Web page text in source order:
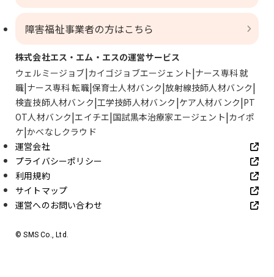
障害福祉事業者の方はこちら
株式会社エス・エム・エスの運営サービス
ウェルミージョブ カイゴジョブエージェント ナース専科 就
職 ナース専科 転職 保育士人材バンク 放射線技師人材バンク
検査技師人材バンク 工学技師人材バンク ケア人材バンク PT
OT人材バンク エイチエ 国試黒本治療家エージェント カイポ
ケ かべなしクラウド
運営会社
プライバシーポリシー
利用規約
サイトマップ
運営へのお問い合わせ
© SMS Co., Ltd.